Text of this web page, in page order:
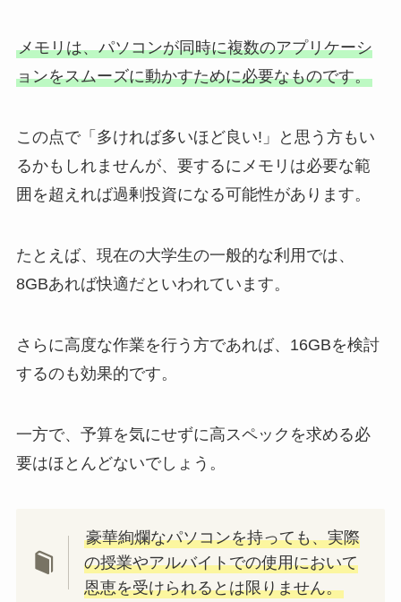
メモリは、パソコンが同時に複数のアプリケーシ
ョンをスムーズに動かすために必要なものです。
この点で「多ければ多いほど良い!」と思う方もい
るかもしれませんが、要するにメモリは必要な範
囲を超えれば過剰投資になる可能性があります。
たとえば、現在の大学生の一般的な利用では、
8GBあれば快適だといわれています。
さらに高度な作業を行う方であれば、16GBを検討
するのも効果的です。
一方で、予算を気にせずに高スペックを求める必
要はほとんどないでしょう。
豪華絢爛なパソコンを持っても、実際
の授業やアルバイトでの使用において
恩恵を受けられるとは限りません。